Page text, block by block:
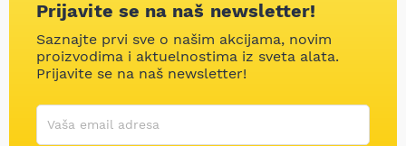
Prijavite se na naš newsletter!
Saznajte prvi sve o našim akcijama, novim
proizvodima i aktuelnostima iz sveta alata.
Prijavite se na naš newsletter!
Korisničko ime
Vaša email adresa